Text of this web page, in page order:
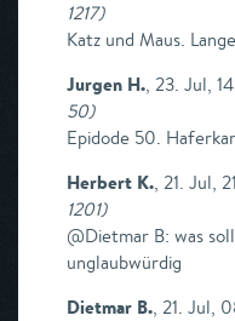
1217)
Katz und Maus.
Jurgen H., 23. Jul,
50)
Epidode 50.
Herbert K., 21. Jul,
1201)
@Dietmar B: was
unglaubwürdig
Dietmar B., 21. Jul,